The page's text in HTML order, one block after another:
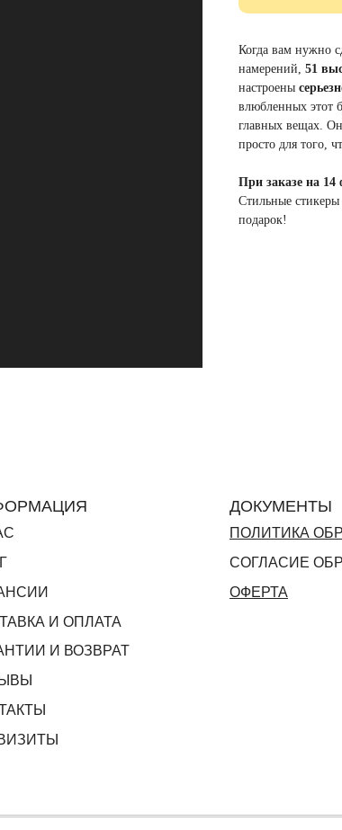
Когда вам нужно
намерений, 51
настроены
влюбленных этот
главных вещах.
просто для того,
При заказе на 14
Стильные
подарок!
ДОКУМЕНТЫ
ПОЛИТИКА
СОГЛАСИЕ
ОФЕРТА
И ОПЛАТА
И ВОЗВРАТ